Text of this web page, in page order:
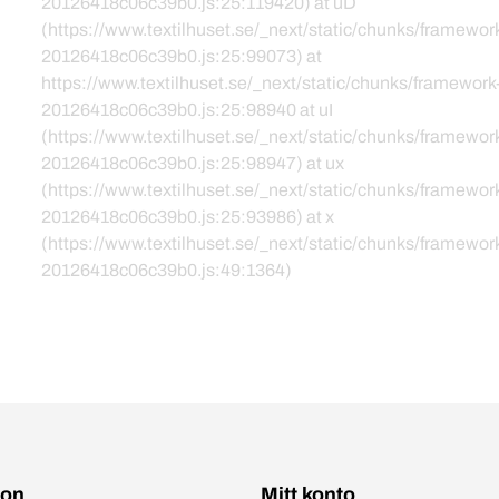
(https://www.textilhuset.se/_next/static/chunks/
20126418c06c39b0.js:25:99073) at
https://www.textilhuset.se/_next/static/chunks/
20126418c06c39b0.js:25:98940 at uI
(https://www.textilhuset.se/_next/static/chunks/
20126418c06c39b0.js:25:98947) at ux
(https://www.textilhuset.se/_next/static/chunks/
20126418c06c39b0.js:25:93986) at x
(https://www.textilhuset.se/_next/static/chunks/
20126418c06c39b0.js:49:1364)